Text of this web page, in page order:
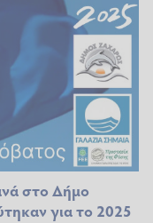
στο Δήμο
για το 2025